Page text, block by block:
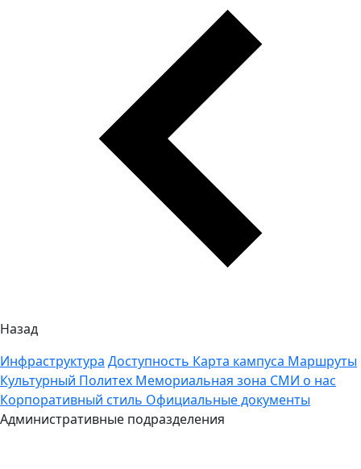
Назад
Инфраструктура Доступность Карта кампуса Маршруты
Культурный Политех Мемориальная зона СМИ о нас
Корпоративный стиль Официальные документы
Административные подразделения